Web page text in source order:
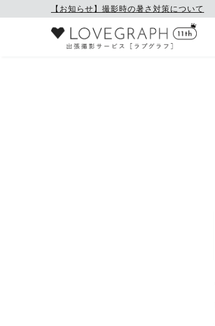
【お知らせ】撮影時の暑さ対策について